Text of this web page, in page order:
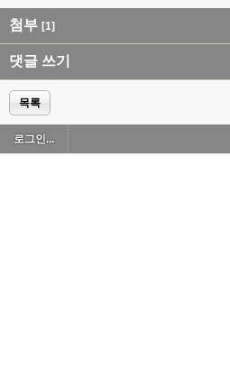
첨부 [1]
댓글 쓰기
목록
로그인...